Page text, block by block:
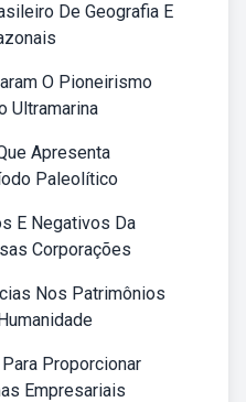
De Geografia E
O Pioneirismo
Ultramarina
Apresenta
Paleolítico
E Negativos Da
Corporações
Nos Patrimônios
Proporcionar
Empresariais